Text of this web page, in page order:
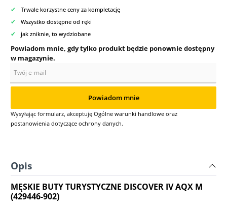
✔ Trwale korzystne ceny za kompletację
✔ Wszystko dostępne od ręki
✔ jak zniknie, to wydziobane
Powiadom mnie, gdy tylko produkt będzie ponownie dostępny
w magazynie.
Powiadom mnie
Wysyłając formularz, akceptuję Ogólne warunki handlowe oraz
postanowienia dotyczące ochrony danych.
Opis
MĘSKIE BUTY TURYSTYCZNE DISCOVER IV AQX M
(429446-902)